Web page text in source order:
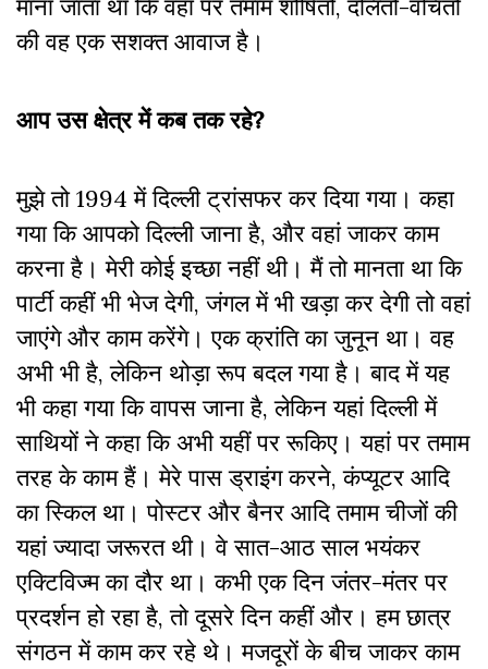
माना जाता था कि वहां पर तमाम शोषितों, दलितों-वंचितों
की वह एक सशक्त आवाज है।
आप उस क्षेत्र में कब तक रहे?
मुझे तो 1994 में दिल्ली ट्रांसफर कर दिया गया। कहा
गया कि आपको दिल्ली जाना है, और वहां जाकर काम
करना है। मेरी कोई इच्छा नहीं थी। मैं तो मानता था कि
पार्टी कहीं भी भेज देगी, जंगल में भी खड़ा कर देगी तो वहां
जाएंगे और काम करेंगे। एक क्रांति का जुनून था। वह
अभी भी है, लेकिन थोड़ा रूप बदल गया है। बाद में यह
भी कहा गया कि वापस जाना है, लेकिन यहां दिल्ली में
साथियों ने कहा कि अभी यहीं पर रूकिए। यहां पर तमाम
तरह के काम हैं। मेरे पास ड्राइंग करने, कंप्यूटर आदि
का स्किल था। पोस्टर और बैनर आदि तमाम चीजों की
यहां ज्यादा जरूरत थी। वे सात-आठ साल भयंकर
एक्टिविज्म का दौर था। कभी एक दिन जंतर-मंतर पर
प्रदर्शन हो रहा है, तो दूसरे दिन कहीं और। हम छात्र
संगठन में काम कर रहे थे। मजदूरों के बीच जाकर काम